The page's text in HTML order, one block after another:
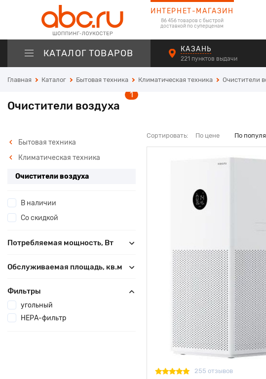
ИНТЕРНЕТ-МАГАЗИН
86 456 товаров с быстрой
доставкой по суперценам
КАТАЛОГ ТОВАРОВ КАЗАНЬ
221 пунктов выдачи
Главная Каталог Бытовая техника Климатическая техника Очистители
Очистители воздуха
1
Бытовая техника
Климатическая техника
Очистители воздуха
В наличии
Со скидкой
Потребляемая мощность, Вт
Обслуживаемая площадь, кв.м
Фильтры
угольный
НЕРА-фильтр
Сортировать: По цене По
255 отзывов